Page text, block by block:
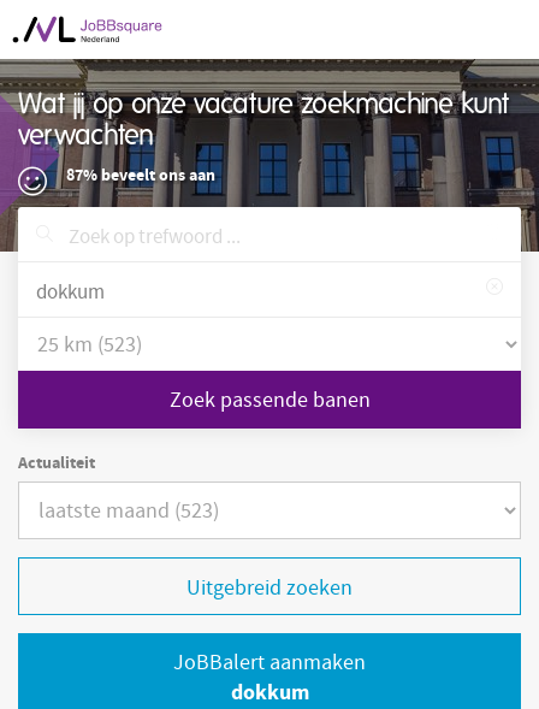
Wat jij op onze vacature zoekmachine kunt
verwachten
87% beveelt ons aan
Zoek passende banen
Actualiteit
Uitgebreid zoeken
JoBBalert aanmaken
dokkum